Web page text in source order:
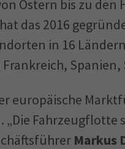
Ostern bis zu den
das 2016
in 16
Spanien,
europäische
Fahrzeugflotte
Markus